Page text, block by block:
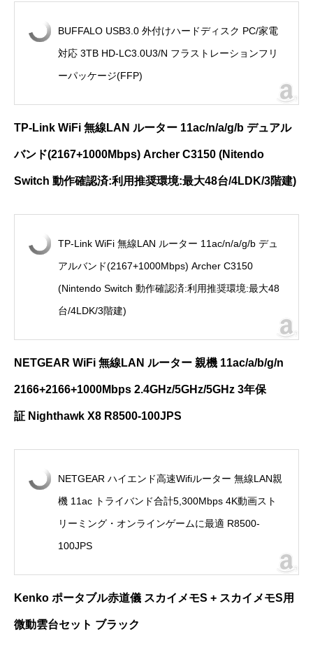
BUFFALO USB3.0 外付けハードディスク PC/家電
対応 3TB HD-LC3.0U3/N フラストレーションフリ
ーパッケージ(FFP)
TP-Link WiFi 無線LAN ルーター 11ac/n/a/g/b デュアル
バンド(2167+1000Mbps) Archer C3150 (Nitendo
Switch 動作確認済:利用推奨環境:最大48台/4LDK/3階建)
TP-Link WiFi 無線LAN ルーター 11ac/n/a/g/b デュ
アルバンド(2167+1000Mbps) Archer C3150
(Nintendo Switch 動作確認済:利用推奨環境:最大48
台/4LDK/3階建)
NETGEAR WiFi 無線LAN ルーター 親機 11ac/a/b/g/n
2166+2166+1000Mbps 2.4GHz/5GHz/5GHz 3年保
証 Nighthawk X8 R8500-100JPS
NETGEAR ハイエンド高速Wifiルーター 無線LAN親
機 11ac トライバンド合計5,300Mbps 4K動画スト
リーミング・オンラインゲームに最適 R8500-
100JPS
Kenko ポータブル赤道儀 スカイメモS + スカイメモS用
微動雲台セット ブラック